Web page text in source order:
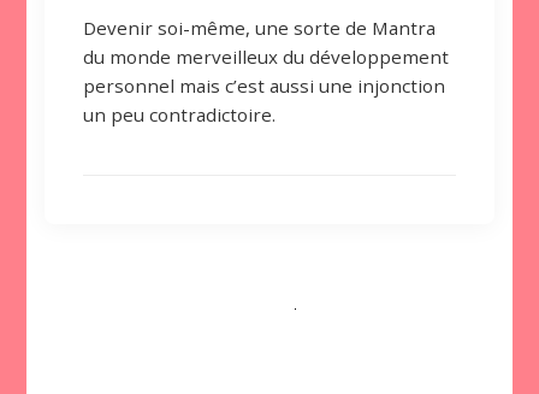
Devenir soi-même, une sorte de Mantra
du monde merveilleux du développement
personnel mais c’est aussi une injonction
un peu contradictoire.